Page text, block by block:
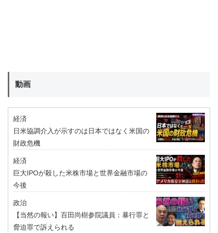
動画
経済
日米協調介入が示すのは日本ではなく米国の
財政危機
経済
巨大IPOが殺した米株市場と世界金融市場の
今後
政治
【当然の報い】百田尚樹参院議員：暴行罪と
脅迫罪で訴えられる